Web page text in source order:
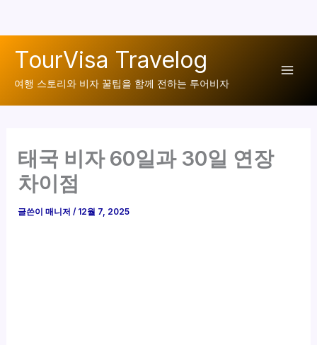
TourVisa Travelog
여행 스토리와 비자 꿀팁을 함께 전하는 투어비자
태국 비자 60일과 30일 연장
차이점
글쓴이매니저/ 12월 7, 2025